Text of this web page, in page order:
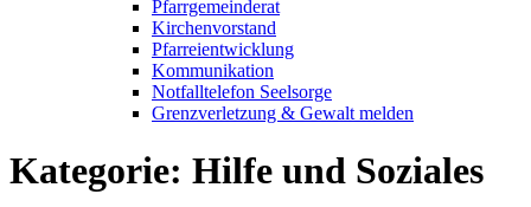
Pfarrgemeinderat
Kirchenvorstand
Pfarreientwicklung
Kommunikation
Notfalltelefon Seelsorge
Grenzverletzung & Gewalt melden
Kategorie: Hilfe und Soziales